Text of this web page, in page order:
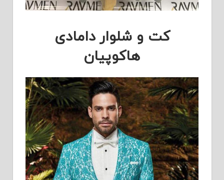
کت و شلوار دامادی
هاکوپیان